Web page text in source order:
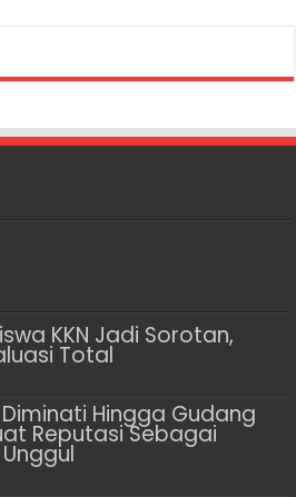
KKN Jadi Sorotan,
Total
Hingga Gudang
Reputasi Sebagai